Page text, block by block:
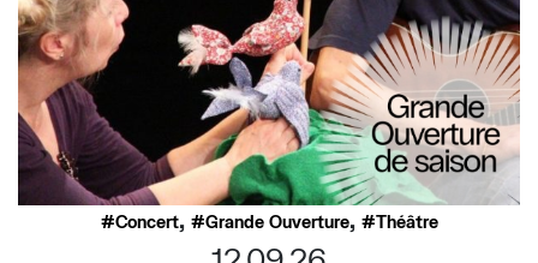
Concert, Grande Ouverture, Théâtre